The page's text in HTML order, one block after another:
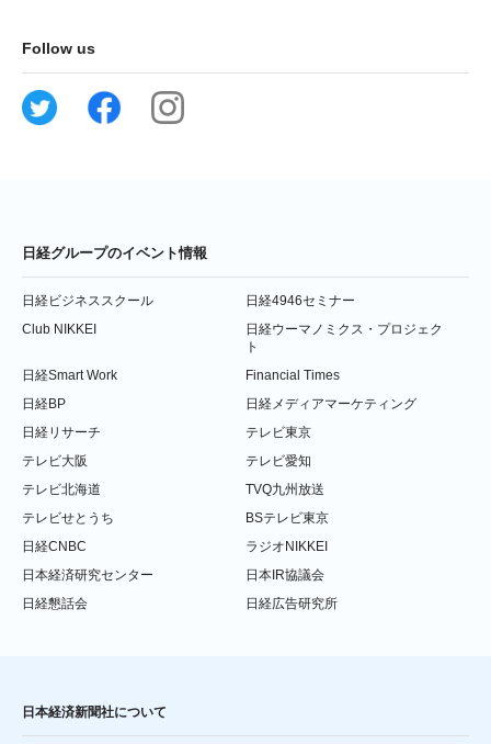
Follow us
日経グループのイベント情報
日経ビジネススクール
日経4946セミナー
Club NIKKEI
日経ウーマノミクス・プロジェク
ト
日経Smart Work
Financial Times
日経BP
日経メディアマーケティング
日経リサーチ
テレビ東京
テレビ大阪
テレビ愛知
テレビ北海道
TVQ九州放送
テレビせとうち
BSテレビ東京
日経CNBC
ラジオNIKKEI
日本経済研究センター
日本IR協議会
日経懇話会
日経広告研究所
日本経済新聞社について